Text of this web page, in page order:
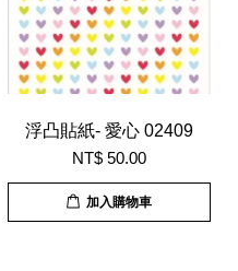
浮凸貼紙- 愛心 02409
NT$ 50.00
加入購物車